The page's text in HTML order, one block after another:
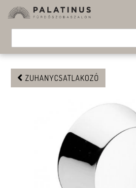
ZUHANYCSATLAKOZÓ